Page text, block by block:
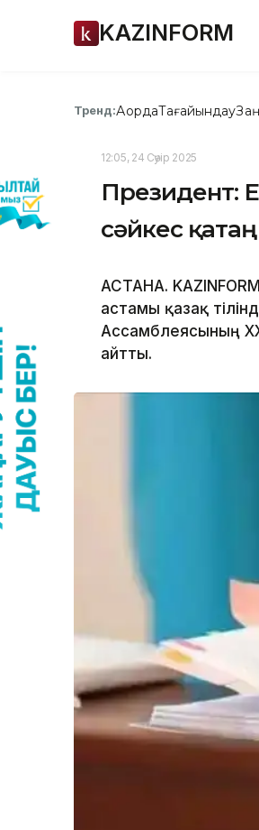
KAZINFORM
Тренд:АқордаТағайындау
12:05, 24 Сәуір 2025
Президент:
сәйкес
АСТАНА.
астамы қазақ
Ассамблеясының
айтты.